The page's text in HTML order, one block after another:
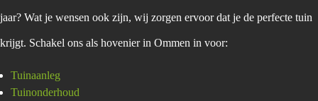
jaar? Wat je wensen ook zijn, wij zorgen ervoor dat je de perfecte tuin
krijgt. Schakel ons als hovenier in Ommen in voor:
Tuinaanleg
Tuinonderhoud